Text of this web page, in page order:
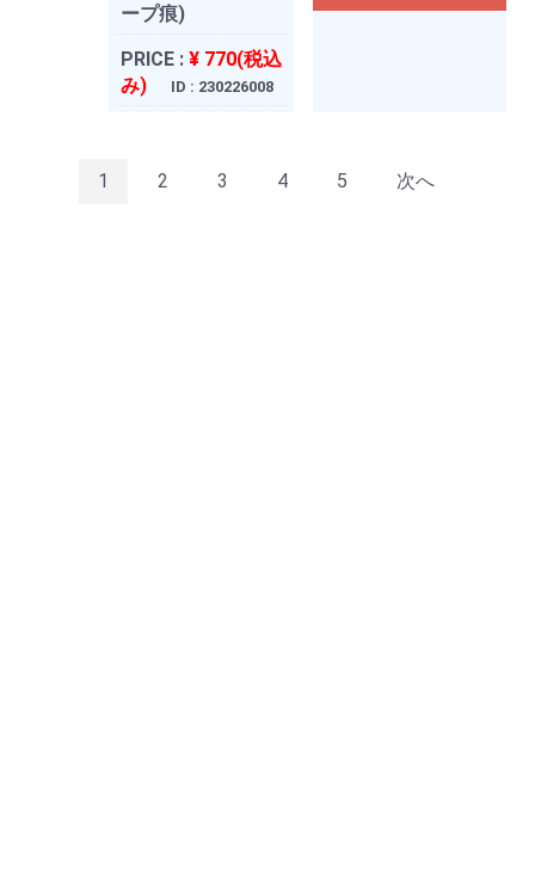
ープ痕)
PRICE : ¥ 770(税込
み)
ID : 230226008
1 2 3 4 5 次へ